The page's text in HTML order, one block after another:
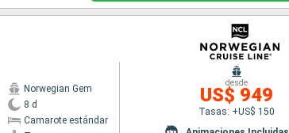
Norwegian Gem
8 d
Camarote estándar
desde
US$ 949
Tasas: +US$ 150